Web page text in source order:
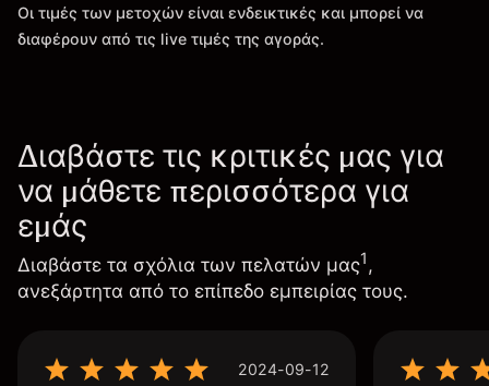
Οι τιμές των μετοχών είναι ενδεικτικές και μπορεί να
διαφέρουν από τις live τιμές της αγοράς.
Διαβάστε τις κριτικές μας για
να μάθετε περισσότερα για
εμάς
Διαβάστε τα σχόλια των πελατών μας1,
ανεξάρτητα από το επίπεδο εμπειρίας τους.
2024-09-12